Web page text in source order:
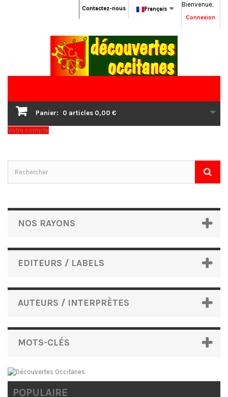
Bienvenue,
Connexion
Français
Contactez-nous
Panier: 0 articles 0,00 €
Votre compte
NOS RAYONS
EDITEURS / LABELS
AUTEURS / INTERPRÈTES
MOTS-CLÉS
POPULAIRE